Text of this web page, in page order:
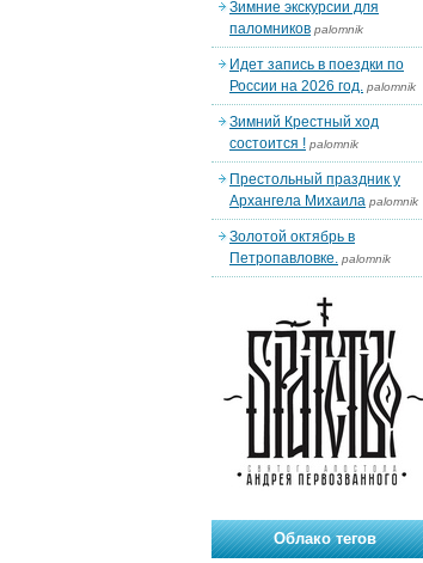
Зимние экскурсии для
паломников palomnik
Идет запись в поездки по
России на 2026 год. palomnik
Зимний Крестный ход
состоится ! palomnik
Престольный праздник у
Архангела Михаила palomnik
Золотой октябрь в
Петропавловке. palomnik
Облако тегов